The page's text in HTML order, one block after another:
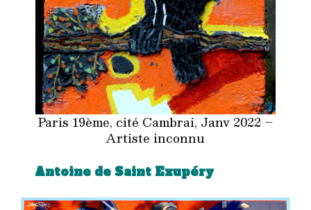
Paris 19ème, cité Cambrai, Janv 2022 –
Artiste inconnu
Antoine de Saint Exupéry